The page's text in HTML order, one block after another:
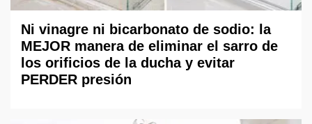
Ni vinagre ni bicarbonato de sodio: la
MEJOR manera de eliminar el sarro de
los orificios de la ducha y evitar
PERDER presión